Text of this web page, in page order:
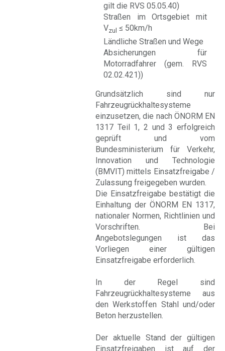
gilt die RVS 05.05.40)
Straßen im Ortsgebiet mit
Vzul ≤ 50km/h
Ländliche Straßen und Wege
Absicherungen für
Motorradfahrer (gem. RVS
02.02.421))
Grundsätzlich sind nur
Fahrzeugrückhaltesysteme
einzusetzen, die nach ÖNORM EN
1317 Teil 1, 2 und 3 erfolgreich
geprüft und vom
Bundesministerium für Verkehr,
Innovation und Technologie
(BMVIT) mittels Einsatzfreigabe /
Zulassung freigegeben wurden.
Die Einsatzfreigabe bestätigt die
Einhaltung der ÖNORM EN 1317,
nationaler Normen, Richtlinien und
Vorschriften. Bei
Angebotslegungen ist das
Vorliegen einer gültigen
Einsatzfreigabe erforderlich.
In der Regel sind
Fahrzeugrückhaltesysteme aus
den Werkstoffen Stahl und/oder
Beton herzustellen.
Der aktuelle Stand der gültigen
Einsatzfreigaben ist auf der